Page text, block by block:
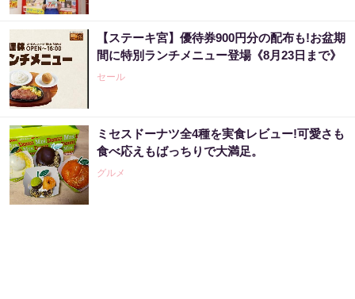
出張のたびに、マイルが育つ。
PR（クレディセゾン）
出張のたびに、マイルが育つ。
PR（クレディセゾン）
【ステーキ宮】優待券900円分の配布も!お盆期
間に特別ランチメニュー登場《8月23日まで》
セール
ミセスドーナツ全4種を実食レビュー!可愛さも
食べ応えもばっちりで大満足。
グルメ